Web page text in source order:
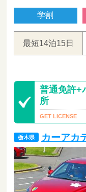
学割
最短14泊15日
普通免許+
所
栃木県 カーアカ